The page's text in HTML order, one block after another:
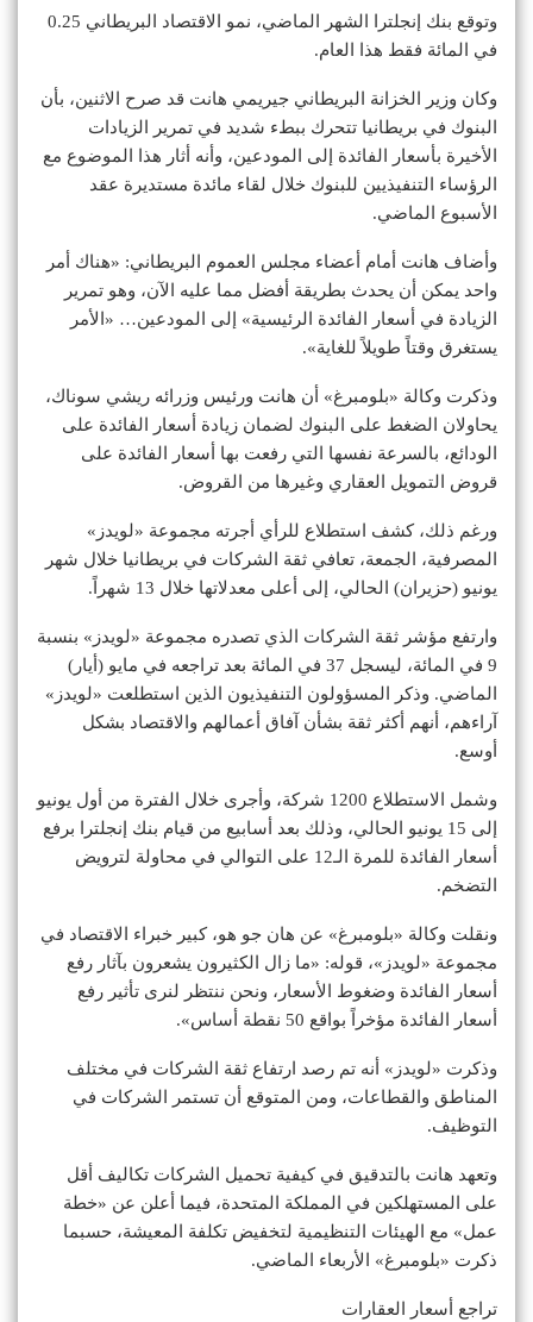
وتوقع بنك إنجلترا الشهر الماضي، نمو الاقتصاد البريطاني 0.25
في المائة فقط هذا العام.
وكان وزير الخزانة البريطاني جيريمي هانت قد صرح الاثنين، بأن
البنوك في بريطانيا تتحرك ببطء شديد في تمرير الزيادات
الأخيرة بأسعار الفائدة إلى المودعين، وأنه أثار هذا الموضوع مع
الرؤساء التنفيذيين للبنوك خلال لقاء مائدة مستديرة عقد
الأسبوع الماضي.
وأضاف هانت أمام أعضاء مجلس العموم البريطاني: «هناك أمر
واحد يمكن أن يحدث بطريقة أفضل مما عليه الآن، وهو تمرير
الزيادة في أسعار الفائدة الرئيسية» إلى المودعين… «الأمر
يستغرق وقتاً طويلاً للغاية».
وذكرت وكالة «بلومبرغ» أن هانت ورئيس وزرائه ريشي سوناك،
يحاولان الضغط على البنوك لضمان زيادة أسعار الفائدة على
الودائع، بالسرعة نفسها التي رفعت بها أسعار الفائدة على
قروض التمويل العقاري وغيرها من القروض.
ورغم ذلك، كشف استطلاع للرأي أجرته مجموعة «لويدز»
المصرفية، الجمعة، تعافي ثقة الشركات في بريطانيا خلال شهر
يونيو (حزيران) الحالي، إلى أعلى معدلاتها خلال 13 شهراً.
وارتفع مؤشر ثقة الشركات الذي تصدره مجموعة «لويدز» بنسبة
9 في المائة، ليسجل 37 في المائة بعد تراجعه في مايو (أيار)
الماضي. وذكر المسؤولون التنفيذيون الذين استطلعت «لويدز»
آراءهم، أنهم أكثر ثقة بشأن آفاق أعمالهم والاقتصاد بشكل
أوسع.
وشمل الاستطلاع 1200 شركة، وأجرى خلال الفترة من أول يونيو
إلى 15 يونيو الحالي، وذلك بعد أسابيع من قيام بنك إنجلترا برفع
أسعار الفائدة للمرة الـ12 على التوالي في محاولة لترويض
التضخم.
ونقلت وكالة «بلومبرغ» عن هان جو هو، كبير خبراء الاقتصاد في
مجموعة «لويدز»، قوله: «ما زال الكثيرون يشعرون بآثار رفع
أسعار الفائدة وضغوط الأسعار، ونحن ننتظر لنرى تأثير رفع
أسعار الفائدة مؤخراً بواقع 50 نقطة أساس».
وذكرت «لويدز» أنه تم رصد ارتفاع ثقة الشركات في مختلف
المناطق والقطاعات، ومن المتوقع أن تستمر الشركات في
التوظيف.
وتعهد هانت بالتدقيق في كيفية تحميل الشركات تكاليف أقل
على المستهلكين في المملكة المتحدة، فيما أعلن عن «خطة
عمل» مع الهيئات التنظيمية لتخفيض تكلفة المعيشة، حسبما
ذكرت «بلومبرغ» الأربعاء الماضي.
تراجع أسعار العقارات